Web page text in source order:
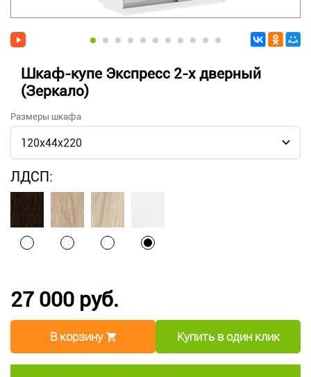
Шкаф-купе Экспресс 2-х дверный
(Зеркало)
Размеры шкафа
ЛДСП:
27 000 руб.
В корзину Купить в один клик